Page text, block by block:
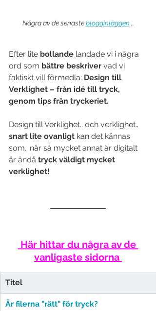
Några av de senaste blogginläggen...
Efter lite bollande landade vi i några
ord som bättre beskriver vad vi
faktiskt vill förmedla: Design till
Verklighet – från idé till tryck,
genom tips från tryckeriet.
Design till Verklighet.. och verklighet..
snart lite ovanligt kan det kännas
som.. när så mycket annat är digitalt
är ändå tryck väldigt mycket
verklighet!
vanligaste sidorna
Titel
Är filerna "rätt" för tryck?